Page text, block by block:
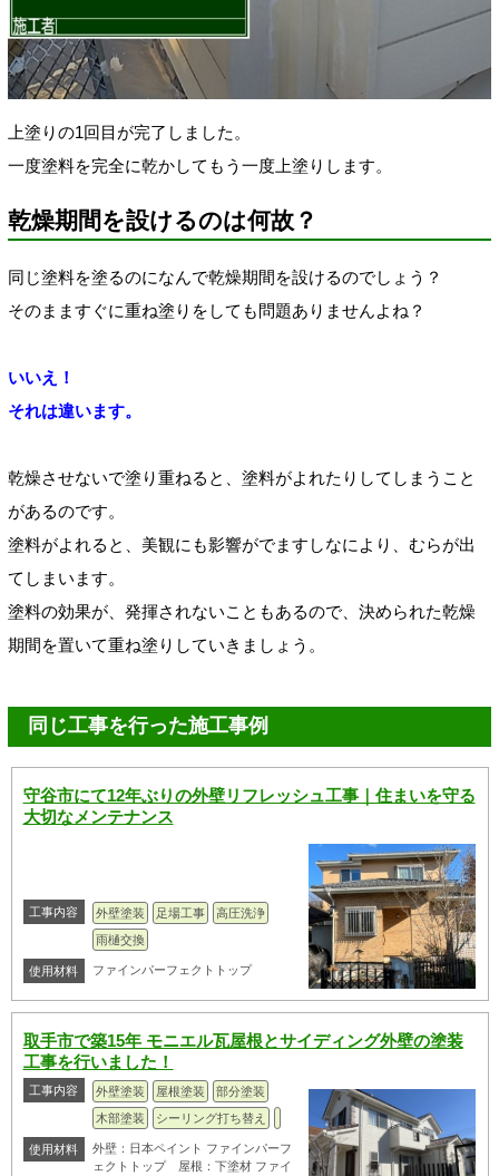
上塗りの1回目が完了しました。
一度塗料を完全に乾かしてもう一度上塗りします。
乾燥期間を設けるのは何故？
同じ塗料を塗るのになんで乾燥期間を設けるのでしょう？
そのまますぐに重ね塗りをしても問題ありませんよね？
いいえ！
それは違います。
乾燥させないで塗り重ねると、塗料がよれたりしてしまうこと
があるのです。
塗料がよれると、美観にも影響がでますしなにより、むらが出
てしまいます。
塗料の効果が、発揮されないこともあるので、決められた乾燥
期間を置いて重ね塗りしていきましょう。
同じ工事を行った施工事例
守谷市にて12年ぶりの外壁リフレッシュ工事｜住まいを守る
大切なメンテナンス
工事内容 外壁塗装 足場工事
高圧洗浄
雨樋交換
使用材料 ファインパーフェクトトップ
取手市で築15年 モニエル瓦屋根とサイディング外壁の塗装
工事を行いました！
工事内容 外壁塗装 屋根塗装
部分塗装
木部塗装
シーリング打ち替え
使用材料
外壁：日本ペイント ファインパーフ
ェクトトップ 屋根：下塗材 ファイ